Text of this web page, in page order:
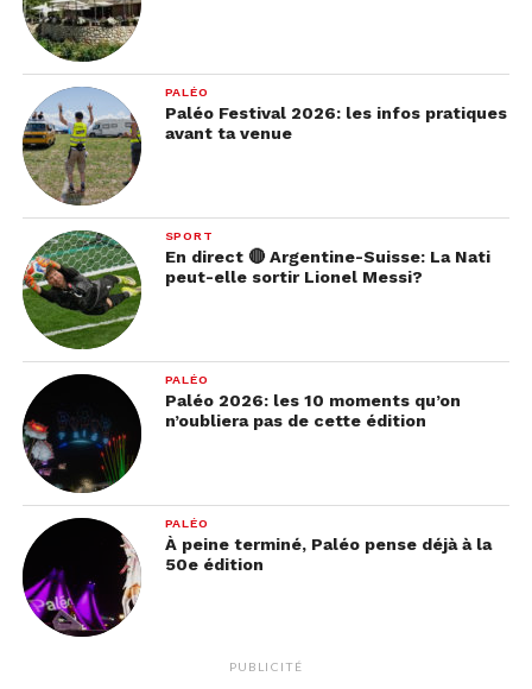
PALÉO
Paléo Festival 2026: les infos pratiques
avant ta venue
SPORT
En direct 🔴 Argentine-Suisse: La Nati
peut-elle sortir Lionel Messi?
PALÉO
Paléo 2026: les 10 moments qu’on
n’oubliera pas de cette édition
PALÉO
À peine terminé, Paléo pense déjà à la
50e édition
PUBLICITÉ